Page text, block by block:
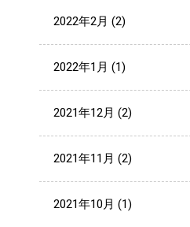
2022年2月 (2)
2022年1月 (1)
2021年12月 (2)
2021年11月 (2)
2021年10月 (1)